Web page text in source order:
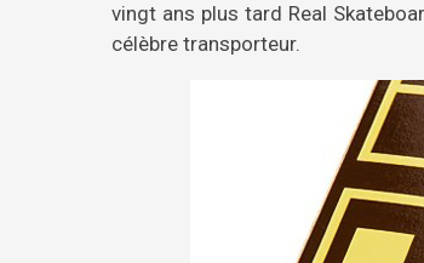
vingt ans plus tard Real
célèbre transporteur.